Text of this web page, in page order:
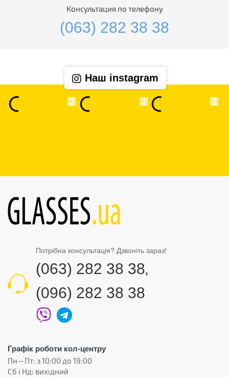
Консультация по телефону
(063) 282 38 38
Наш instagram
Потрібна консультація? Дзвоніть зараз!
(063) 282 38 38,
(096) 282 38 38
Графік роботи кол-центру
Пн – Пт: з 10:00 до 19:00
Сб і Нд: вихідний